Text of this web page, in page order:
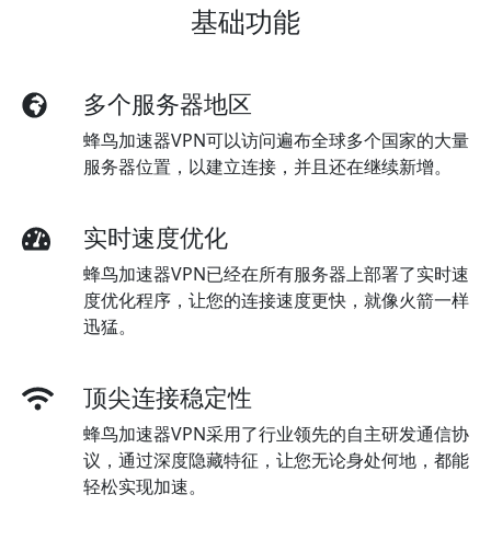
基础功能
多个服务器地区
蜂鸟加速器VPN可以访问遍布全球多个国家的大量
服务器位置，以建立连接，并且还在继续新增。
实时速度优化
蜂鸟加速器VPN已经在所有服务器上部署了实时速
度优化程序，让您的连接速度更快，就像火箭一样
迅猛。
顶尖连接稳定性
蜂鸟加速器VPN采用了行业领先的自主研发通信协
议，通过深度隐藏特征，让您无论身处何地，都能
轻松实现加速。